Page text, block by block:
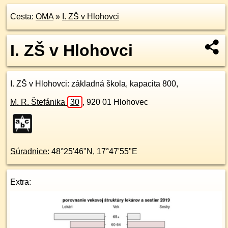
Cesta: OMA» I. ZŠ v Hlohovci
I. ZŠ v Hlohovci
I. ZŠ v Hlohovci: základná škola, kapacita 800,
M. R. Štefánika 30 , 920 01 Hlohovec
Súradnice: 48°25'46"N , 17°47'55"E
Extra: